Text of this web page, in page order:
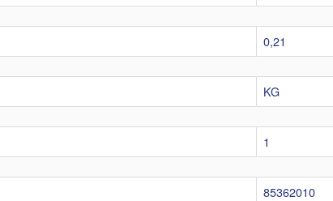
0,21
KG
1
85362010